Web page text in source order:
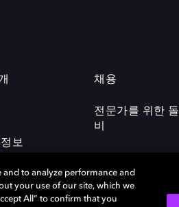
보
채용
전문가를 위한 돌
비
to analyze performance and
your use of our site, which we
All” to confirm that you